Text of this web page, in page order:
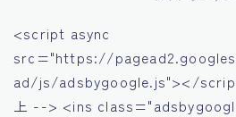
<script async
src="https://
ad/js/adsbygoogle.js"></
上 --> <ins